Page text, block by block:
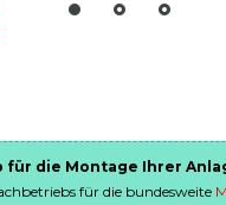
für die Montage Ihrer
für die bundesweite